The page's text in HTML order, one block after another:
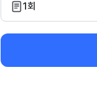
1회